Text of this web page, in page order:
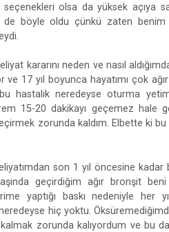
seçenekleri olsa da yüksek açıya
böyle oldu çünkü zaten benim
kararını neden ve nasıl
17 yıl boyunca hayatımı çok
hastalık neredeyse oturma
15-20 dakikayı geçemez hale
zorunda kaldım. Elbette ki
son 1 yıl öncesine
geçirdiğim ağır bronşit
yaptığı baskı nedeniyle
hiç yoktu.
zorunda kalıyordum ve bu da